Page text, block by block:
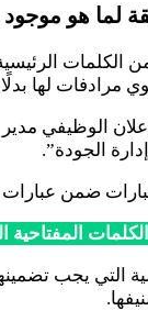
لما هو
مرادفات لها بدلًا
الوظيفي
الجودة”.
ضمن عبارات
التي يجب